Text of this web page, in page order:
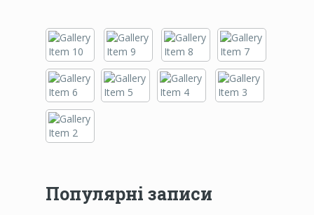
Популярні записи